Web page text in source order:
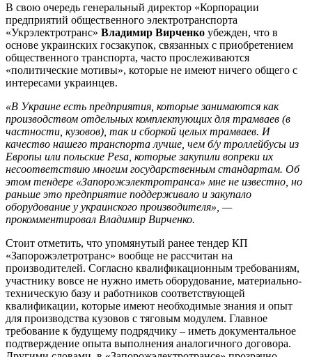
В свою очередь генеральный директор «Корпорации
предприятий общественного электротранспорта
«Укрэлектротранс» Владимир Вирченко убежден, что в
основе украинских госзакупок, связанных с приобретением
общественного транспорта, часто прослеживаются
«политические мотивы», которые не имеют ничего общего с
интересами украинцев.
«В Украине есть предприятия, которые занимаются как
производством отдельных комплектующих для трамваев (в
частности, кузовов), так и сборкой целых трамваев. И
качество нашего транспорта лучше, чем б/у троллейбусы из
Европы или польские Pesa, которые закупили вопреки их
несоответствию многим государственным стандартам. Об
этом тендере «Запорожэлектротранса» мне не известно, но
раньше это предприятие поддерживало и закупало
оборудование у украинского производителя», —
прокомментировал Владимир Вирченко.
Стоит отметить, что упомянутый ранее тендер КП
«Запорожэлетротранс» вообще не рассчитан на
производителей. Согласно квалификационным требованиям,
участнику вовсе не нужно иметь оборудование, материально-
техническую базу и работников соответствующей
квалификации, которые имеют необходимые знания и опыт
для производства кузовов с тяговым модулем. Главное
требование к будущему подрядчику – иметь документальное
подтверждение опыта выполнения аналогичного договора.